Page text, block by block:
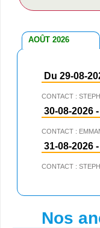
AOÛT 2026
Du 29-08-
CONTACT :
30-08-2026 -
CONTACT :
31-08-2026 -
CONTACT :
Nos